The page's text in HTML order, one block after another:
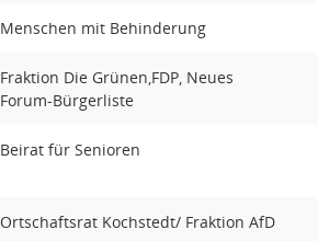
Menschen mit Behinderung
Fraktion Die Grünen,FDP, Neues
Forum-Bürgerliste
Beirat für Senioren
Ortschaftsrat Kochstedt/ Fraktion AfD